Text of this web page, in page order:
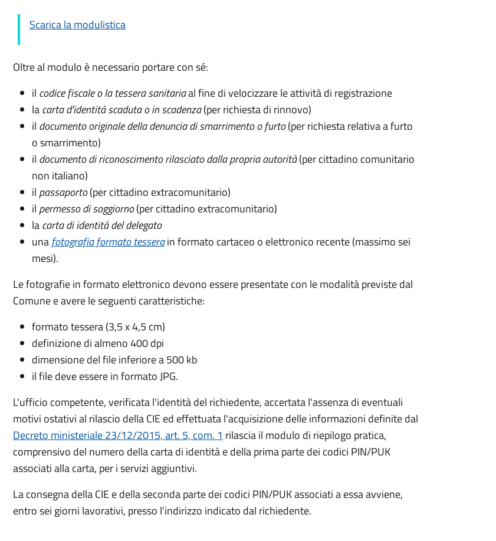
Scarica la modulistica
Oltre al modulo è necessario portare con sé:
il codice fiscale o la tessera sanitariaal fine di velocizzare le attività di registrazione
lacarta d'identità scaduta o in scadenza(per richiesta di rinnovo)
il documento originale della denuncia di smarrimento o furto(per richiesta relativa a furto
o smarrimento)
il documento di riconoscimento rilasciato dalla propria autorità(per cittadino comunitario
non italiano)
il passaporto(per cittadino extracomunitario)
il permesso di soggiorno(per cittadino extracomunitario)
lacarta di identità del delegato
unafotografia formato tesserain formato cartaceo o elettronico recente (massimo sei
mesi).
Le fotografie in formato elettronico devono essere presentate con le modalità previste dal
Comune e avere le seguenti caratteristiche:
formato tessera (3,5 x 4,5 cm)
definizione di almeno 400 dpi
dimensione del file inferiore a 500 kb
il file deve essere in formato JPG.
L'ufficio competente, verificata l'identità del richiedente, accertata l'assenza di eventuali
motivi ostativi al rilascio della CIE ed effettuata l'acquisizione delle informazioni definite dal
Decreto ministeriale 23/12/2015, art. 5, com. 1 rilascia il modulo di riepilogo pratica,
comprensivo del numero della carta di identità e della prima parte dei codici PIN/PUK
associati alla carta, per i servizi aggiuntivi.
La consegna della CIE e della seconda parte dei codici PIN/PUK associati a essa avviene,
entro sei giorni lavorativi, presso l'indirizzo indicato dal richiedente.